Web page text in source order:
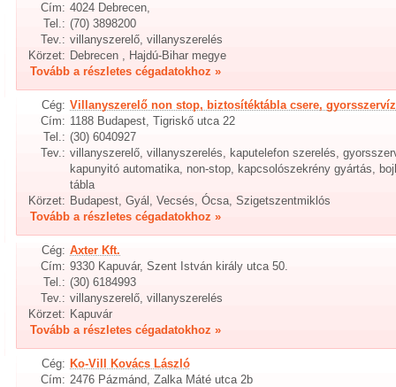
Cím: 4024 Debrecen,
Tel.: (70) 3898200
Tev.: villanyszerelő, villanyszerelés
Körzet: Debrecen , Hajdú-Bihar megye
Tovább a részletes cégadatokhoz »
Cég: Villanyszerelő non stop, biztosítéktábla csere, gyorsszervíz
Cím: 1188 Budapest, Tigriskő utca 22
Tel.: (30) 6040927
Tev.: villanyszerelő, villanyszerelés, kaputelefon szerelés,
kapunyitó automatika, non-stop, kapcsolószekrény gyártás,
tábla
Körzet: Budapest, Gyál, Vecsés, Ócsa, Szigetszentmiklós
Tovább a részletes cégadatokhoz »
Cég: Axter Kft.
Cím: 9330 Kapuvár, Szent István király utca 50.
Tel.: (30) 6184993
Tev.: villanyszerelő, villanyszerelés
Körzet: Kapuvár
Tovább a részletes cégadatokhoz »
Cég: Ko-Vill Kovács László
Cím: 2476 Pázmánd, Zalka Máté utca 2b